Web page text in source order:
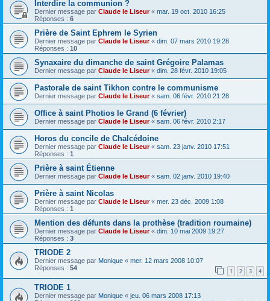
Interdire la communion ?
Dernier message par Claude le Liseur« mar. 19 oct. 2010 16:25
Réponses : 6
Prière de Saint Ephrem le Syrien
Dernier message par Claude le Liseur« dim. 07 mars 2010 19:28
Réponses : 10
Synaxaire du dimanche de saint Grégoire Palamas
Dernier message par Claude le Liseur« dim. 28 févr. 2010 19:05
Pastorale de saint Tikhon contre le communisme
Dernier message par Claude le Liseur« sam. 06 févr. 2010 21:28
Office à saint Photios le Grand (6 février)
Dernier message par Claude le Liseur« sam. 06 févr. 2010 2:17
Horos du concile de Chalcédoine
Dernier message par Claude le Liseur« sam. 23 janv. 2010 17:51
Réponses : 1
Prière à saint Étienne
Dernier message par Claude le Liseur« sam. 02 janv. 2010 19:40
Prière à saint Nicolas
Dernier message par Claude le Liseur« mer. 23 déc. 2009 1:08
Réponses : 1
Mention des défunts dans la prothèse (tradition roumaine)
Dernier message par Claude le Liseur« dim. 10 mai 2009 19:27
Réponses : 3
TRIODE 2
Dernier message par Monique « mer. 12 mars 2008 10:07
Réponses : 54 1 2 3 4
TRIODE 1
Dernier message par Monique « jeu. 06 mars 2008 17:13